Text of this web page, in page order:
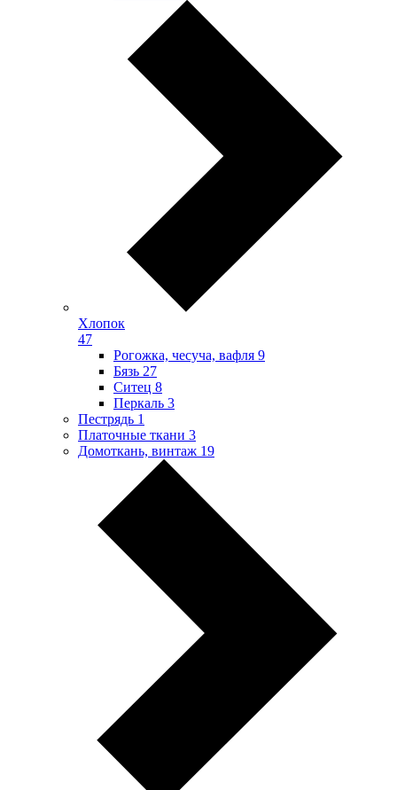
Хлопок
47
Рогожка, чесуча, вафля 9
Бязь 27
Ситец 8
Перкаль 3
Пестрядь 1
Платочные ткани 3
Домоткань, винтаж 19